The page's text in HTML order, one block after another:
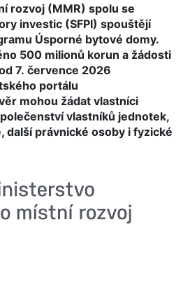
rozvoj (MMR) spolu se
investic (SFPI) spouštějí
Úsporné bytové domy.
500 milionů korun a žádosti
7. července 2026
portálu
mohou žádat vlastníci
vlastníků jednotek,
další právnické osoby i fyzické